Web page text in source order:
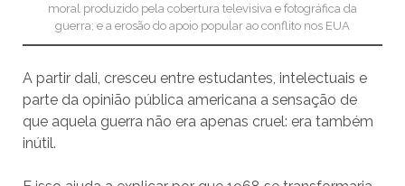
moral produzido pela cobertura televisiva e fotográfica da
guerra; e a erosão do apoio popular ao conflito nos EUA
A partir dali, cresceu entre estudantes, intelectuais e
parte da opinião pública americana a sensação de
que aquela guerra não era apenas cruel: era também
inútil.